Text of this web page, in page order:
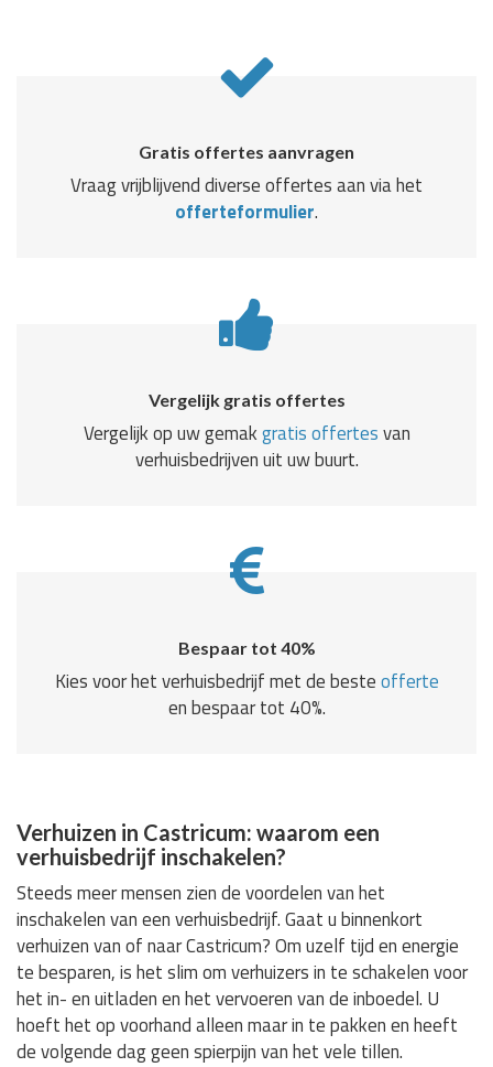
Gratis offertes aanvragen
Vraag vrijblijvend diverse offertes aan via het
offerteformulier.
Vergelijk gratis offertes
Vergelijk op uw gemakgratis offertesvan
verhuisbedrijven uit uw buurt.
Bespaar tot 40%
Kies voor het verhuisbedrijf met de besteofferte
en bespaar tot 40%.
Verhuizen in Castricum: waarom een
verhuisbedrijf inschakelen?
Steeds meer mensen zien de voordelen van het
inschakelen van een verhuisbedrijf. Gaat u binnenkort
verhuizen van of naar Castricum? Om uzelf tijd en energie
te besparen, is het slim om verhuizers in te schakelen voor
het in- en uitladen en het vervoeren van de inboedel. U
hoeft het op voorhand alleen maar in te pakken en heeft
de volgende dag geen spierpijn van het vele tillen.